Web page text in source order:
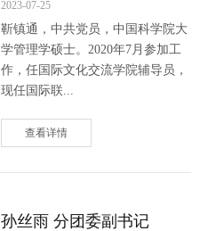
2023-07-25
靳镇通，中共党员，中国科学院大
学管理学硕士。2020年7月参加工
作，任国际文化交流学院辅导员，
现任国际联...
查看详情
孙丝雨 分团委副书记